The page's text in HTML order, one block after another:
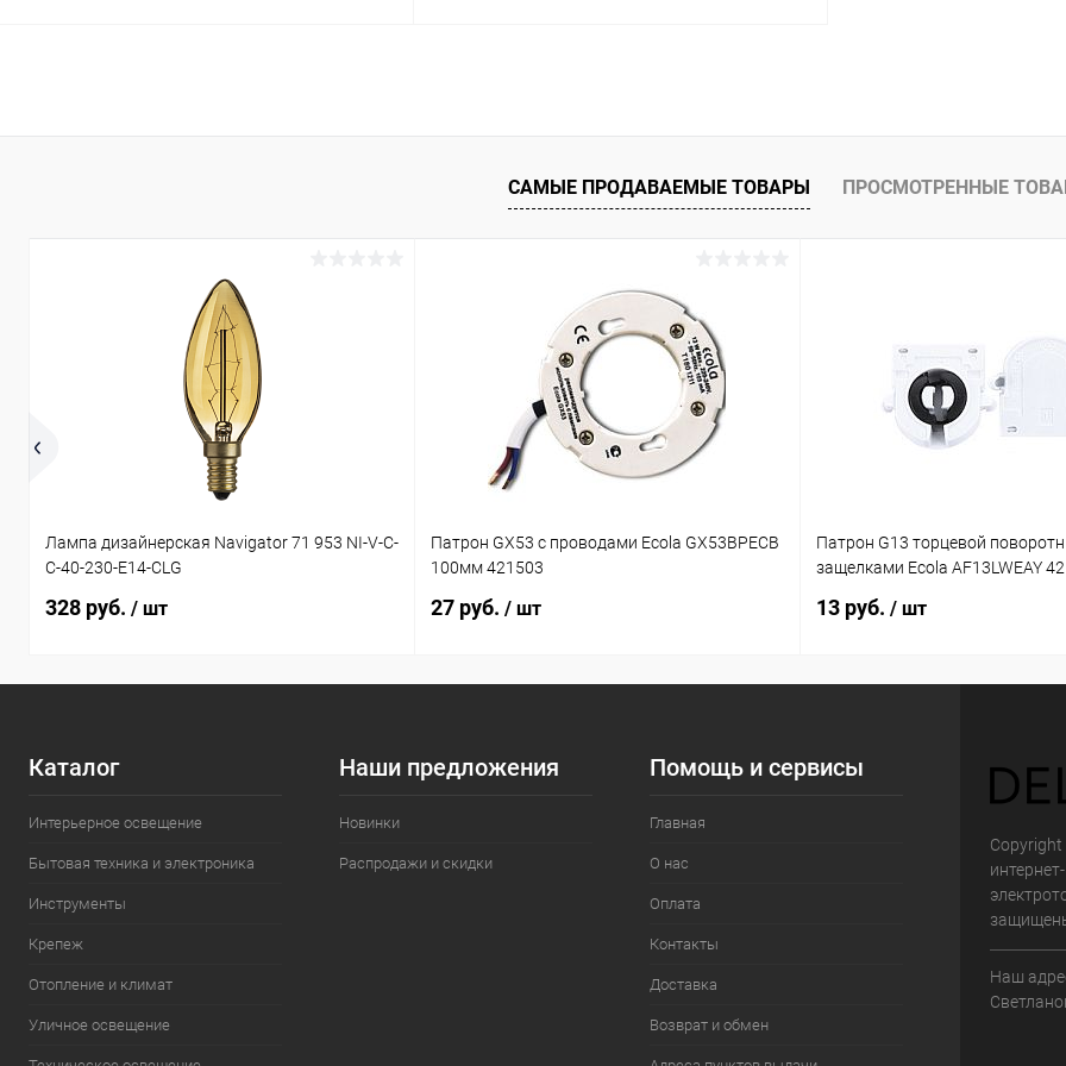
Купить в 1 клик Сравнение Купить в 1 клик Сравнение
В избранное В наличии
САМЫЕ ПРОДАВАЕМЫЕ ТОВАРЫ ПРОСМОТРЕННЫЕ
Лампа дизайнерская Navigator 71 953 NI-V-C-
C-40-230-E14-CLG
328 руб. / шт
Патрон GX53 с проводами Ecola GX53BPECB
100мм 421503
27 руб. / шт
Патрон G13 торцевой
защелками Ecola AF13LWEAY
13 руб. / шт
Каталог
Интерьерное освещение
Бытовая техника и электроника
Инструменты
Крепеж
Отопление и климат
Уличное освещение
Наши предложения
Новинки
Распродажи и скидки
Помощь и сервисы
Главная
О нас
Оплата
Контакты
Доставка
Возврат и обмен
Наш